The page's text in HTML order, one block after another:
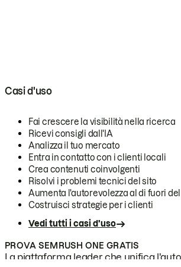
Casi d'uso
Fai crescere la visibilità nella ricerca
Ricevi consigli dall'IA
Analizza il tuo mercato
Entra in contatto con i clienti locali
Crea contenuti coinvolgenti
Risolvi i problemi tecnici del sito
Aumenta l'autorevolezza al di fuori
Costruisci strategie per i clienti
Vedi tutti i casi d'uso
PROVA SEMRUSH ONE GRATIS
La piattaforma leader che unifica